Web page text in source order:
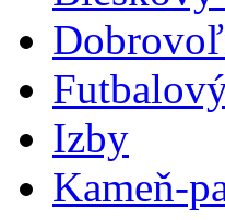
Izby
Kameň-